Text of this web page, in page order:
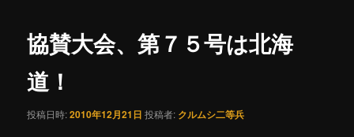
ビ
ゲ
協賛大会、第７５号は北海
道！
投稿日時:2010年12月21日 投稿者: クルムシ二等兵